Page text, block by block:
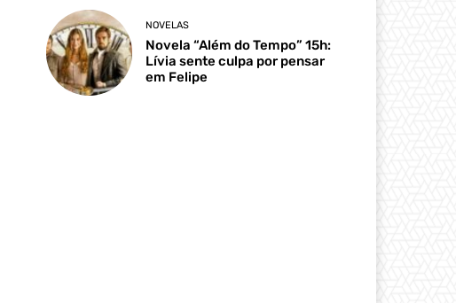
NOVELAS
Novela “Além do Tempo” 15h:
Lívia sente culpa por pensar
em Felipe